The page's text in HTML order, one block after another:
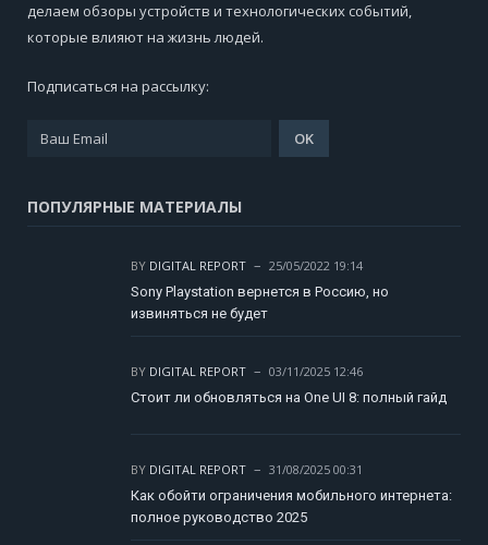
делаем обзоры устройств и технологических событий,
которые влияют на жизнь людей.
Подписаться на рассылку:
ПОПУЛЯРНЫЕ МАТЕРИАЛЫ
BY DIGITAL REPORT
25/05/2022 19:14
Sony Playstation вернется в Россию, но
извиняться не будет
BY DIGITAL REPORT
03/11/2025 12:46
Стоит ли обновляться на One UI 8: полный гайд
BY DIGITAL REPORT
31/08/2025 00:31
Как обойти ограничения мобильного интернета:
полное руководство 2025